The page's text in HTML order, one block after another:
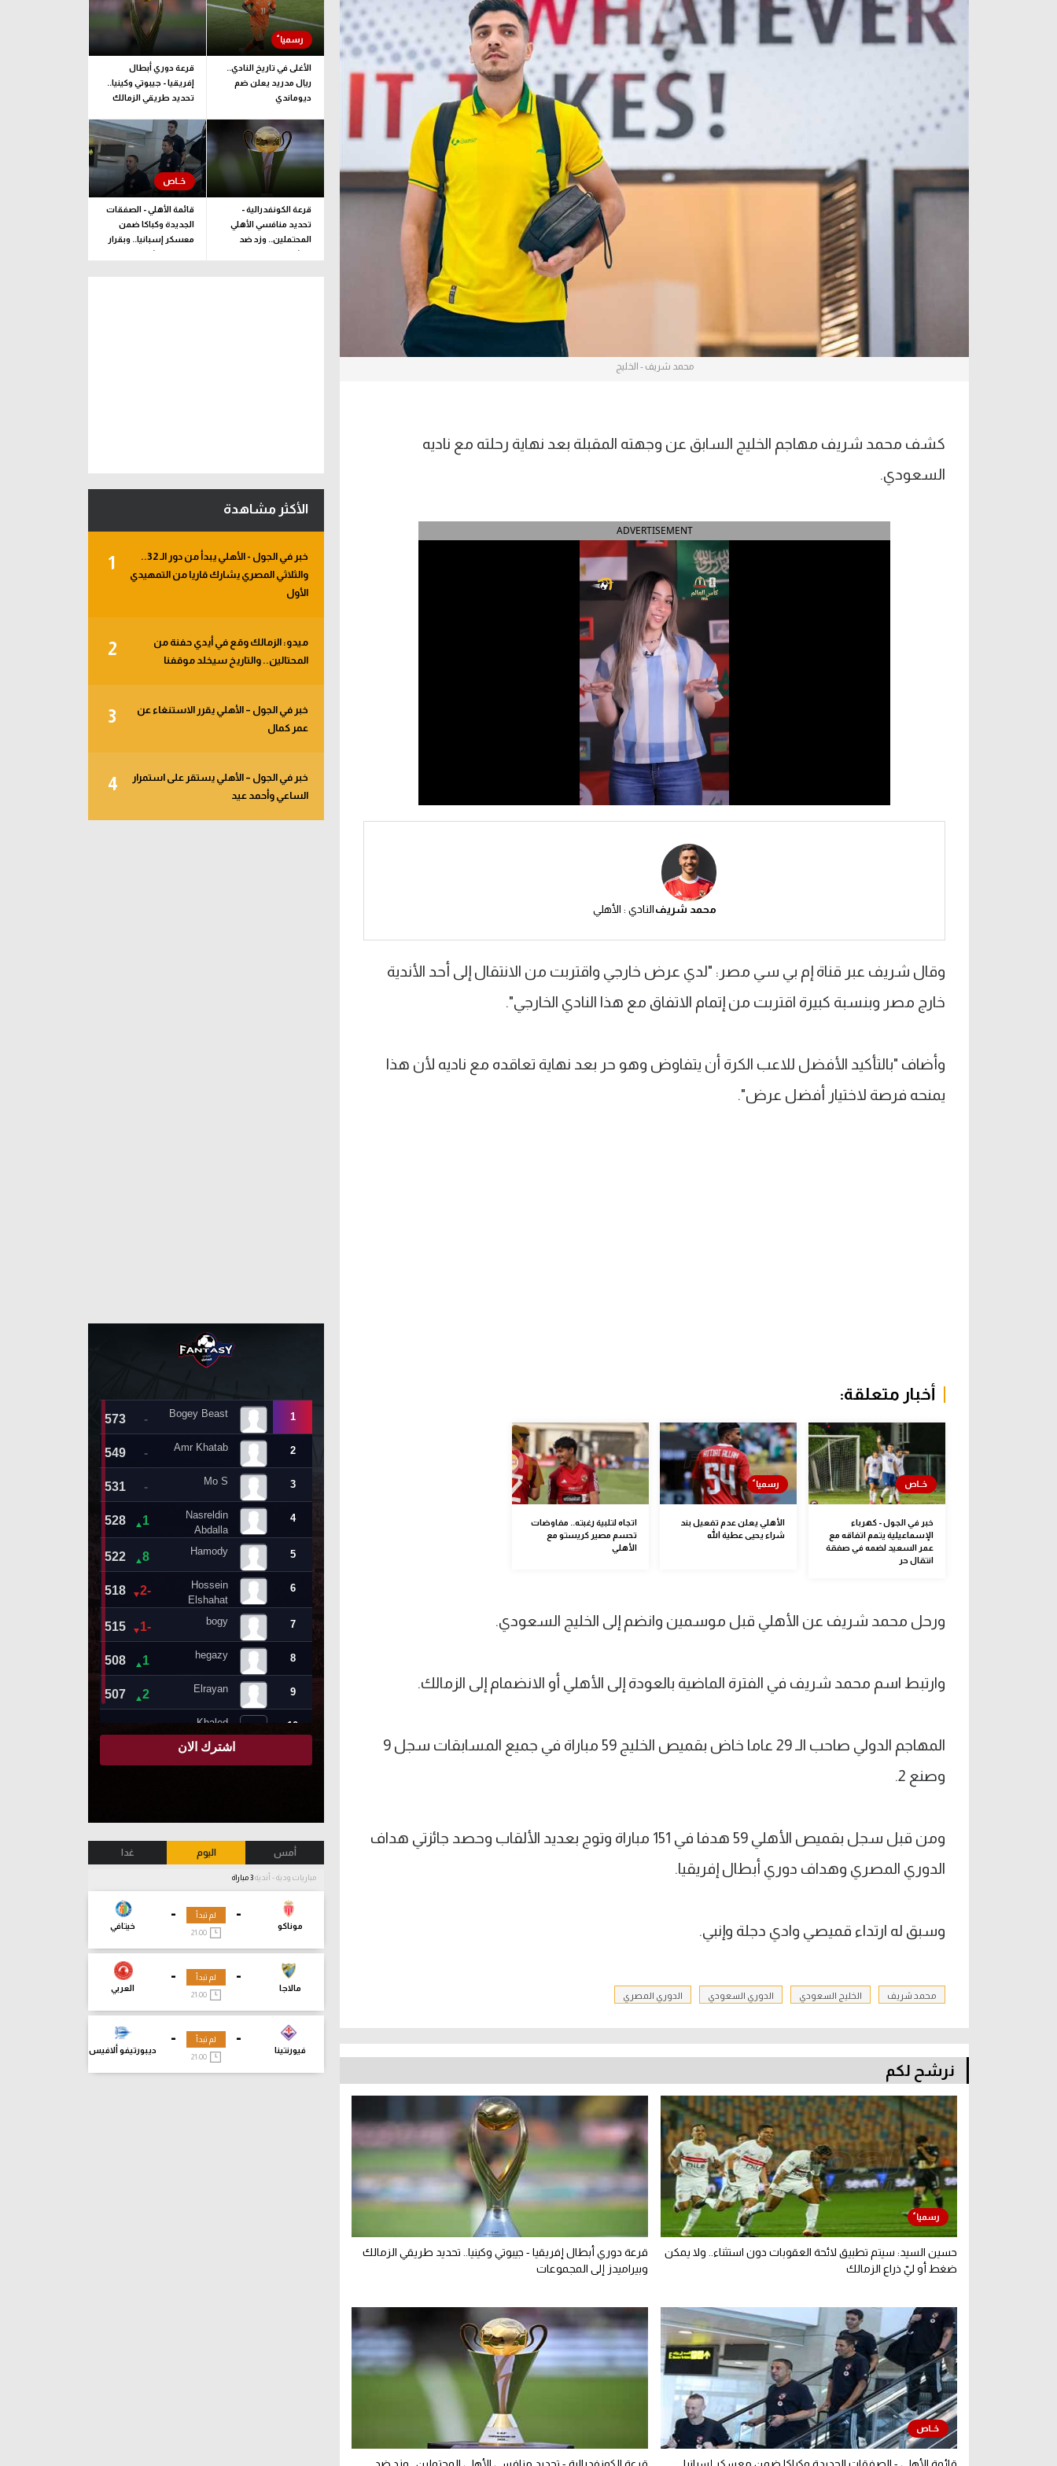
الدوري السعودي للمحترفين
دوري أبطال أوروبا
دوري أبطال إفريقيا
كل البطولات
دوري أبطال أوروبا
القسم الثاني
رياضات أخرى
أمريكا
ركن الألعاب
محمد شريف - الخليج
كشف محمد شريف مهاجم الخليج السابق عن وجهته المقبلة بعد نهاية رحلته مع ناديه
السعودي.
ADVERTISEMENT
محمد شريفالنادي : الأهلي
وقال شريف عبر قناة إم بي سي مصر: "لدي عرض خارجي واقتربت من الانتقال إلى أحد الأندية
خارج مصر وبنسبة كبيرة اقتربت من إتمام الاتفاق مع هذا النادي الخارجي".
وأضاف "بالتأكيد الأفضل للاعب الكرة أن يتفاوض وهو حر بعد نهاية تعاقده مع ناديه لأن هذا
يمنحه فرصة لاختيار أفضل عرض".
أخبار متعلقة:
خبر في الجول - كهرباء
الإسماعيلية يتمم اتفاقه مع
عمر السعيد لضمه في صفقة
انتقال حر
الأهلي يعلن عدم تفعيل بند
شراء يحيى عطية الله
اتجاه لتلبية رغبته.. مفاوضات
تحسم مصير كريستو مع
الأهلي
ورحل محمد شريف عن الأهلي قبل موسمين وانضم إلى الخليج السعودي.
وارتبط اسم محمد شريف في الفترة الماضية بالعودة إلى الأهلي أو الانضمام إلى الزمالك.
المهاجم الدولي صاحب الـ 29 عاما خاض بقميص الخليج 59 مباراة في جميع المسابقات سجل 9
وصنع 2.
ومن قبل سجل بقميص الأهلي 59 هدفا في 151 مباراة وتوج بعديد الألقاب وحصد جائزتي هداف
الدوري المصري وهداف دوري أبطال إفريقيا.
وسبق له ارتداء قميصي وادي دجلة وإنبي.
محمد شريف الخليج السعودي الدوري السعودي الدوري المصري
نرشح لكم
حسين السيد: سيتم تطبيق لائحة العقوبات دون استثناء.. ولا يمكن
ضغط أو ليّ ذراع الزمالك
قرعة دوري أبطال إفريقيا - جيبوتي وكينيا.. تحديد طريقي الزمالك
وبيراميدز إلى المجموعات
قائمة الأهلي - الصفقات الجديدة وكباكا ضمن معسكر إسبانيا.. قرعة الكونفدرالية - تحديد منافسي الأهلي المحتملين.. وزد ضد
الأغلى في تاريخ النادي..
ريال مدريد يعلن ضم
ديوماندي
قرعة دوري أبطال
إفريقيا - جيبوتي وكينيا..
تحديد طريقي الزمالك
قرعة الكونفدرالية -
تحديد منافسي الأهلي
المحتملين.. وزد ضد
ممثل جيبوتي
قائمة الأهلي - الصفقات
الجديدة وكباكا ضمن
معسكر إسبانيا.. وبقرار
يلحق بالبعثة
الأكثر مشاهدة
1
خبر في الجول - الأهلي يبدأ من دور الـ 32..
والثلاثي المصري يشارك قاريا من التمهيدي
الأول
2
ميدو: الزمالك وقع في أيدي حفنة من
المحتالين.. والتاريخ سيخلد موقفنا
3
خبر في الجول – الأهلي يقرر الاستنغاء عن
عمر كمال
4
خبر في الجول – الأهلي يستقر على استمرار
الساعي وأحمد عيد
أمس اليوم غدا
مباريات ودية - أندية
-
موناكو
-
خيتافي
لم تبدأ
-
مالاجا
-
العربي
لم تبدأ
-
فيورنتينا
-
ديبورتيفو ألافيس
لم تبدأ